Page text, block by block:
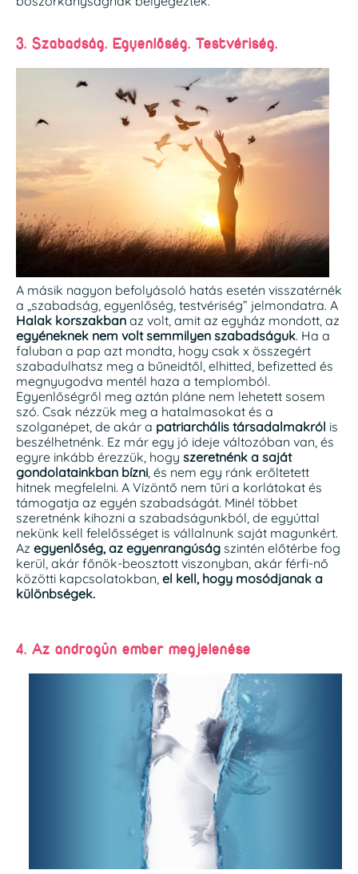
3. Szabadság. Egyenlőség. Testvériség.
A másik nagyon befolyásoló hatás esetén visszatérnék
a „szabadság, egyenlőség, testvériség” jelmondatra. A
Halak korszakban az volt, amit az egyház mondott, az
egyéneknek nem volt semmilyen szabadságuk. Ha a
faluban a pap azt mondta, hogy csak x összegért
szabadulhatsz meg a bűneidtől, elhitted, befizetted és
megnyugodva mentél haza a templomból.
Egyenlőségről meg aztán pláne nem lehetett sosem
szó. Csak nézzük meg a hatalmasokat és a
szolganépet, de akár a patriarchális társadalmakról is
beszélhetnénk. Ez már egy jó ideje változóban van, és
egyre inkább érezzük, hogy szeretnénk a saját
gondolatainkban bízni, és nem egy ránk erőltetett
hitnek megfelelni. A Vízöntő nem tűri a korlátokat és
támogatja az egyén szabadságát. Minél többet
szeretnénk kihozni a szabadságunkból, de egyúttal
nekünk kell felelősséget is vállalnunk saját magunkért.
Az egyenlőség, az egyenrangúság szintén előtérbe fog
kerül, akár főnök-beosztott viszonyban, akár férfi-nő
közötti kapcsolatokban, el kell, hogy mosódjanak a
különbségek.
4. Az androgün ember megjelenése